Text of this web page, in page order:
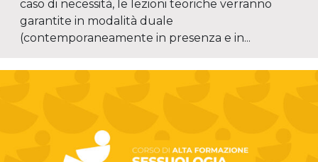
caso di necessità, le lezioni teoriche verranno
garantite in modalità duale
(contemporaneamente in presenza e in...